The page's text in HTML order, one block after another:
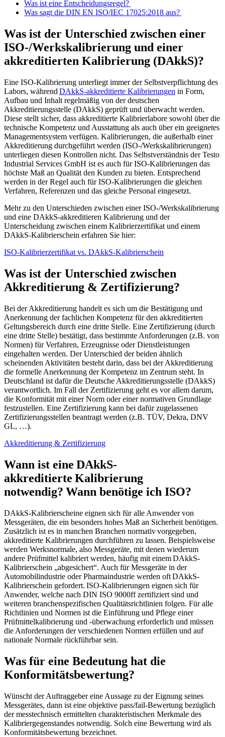
Was ist eine Entscheidungsregel?
Was sagt die DIN EN ISO/IEC 17025:2018 aus?
Was ist der Unterschied zwischen einer
ISO-/Werkskalibrierung und einer
akkreditierten Kalibrierung (DAkkS)?
Eine ISO-Kalibrierung unterliegt immer der Selbstverpflichtung des
Labors, während DAkkS-akkreditierte Kalibrierungen in Form,
Aufbau und Inhalt regelmäßig von der deutschen
Akkreditierungsstelle (DAkkS) geprüft und überwacht werden.
Diese stellt sicher, dass akkreditierte Kalibrierlabore sowohl über die
technische Kompetenz und Ausstattung als auch über ein geeignetes
Managementsystem verfügen. Kalibrierungen, die außerhalb einer
Akkreditierung durchgeführt werden (ISO-/Werkskalibrierungen)
unterliegen diesen Kontrollen nicht. Das Selbstverständnis der Testo
Industrial Services GmbH ist es auch für ISO-Kalibrierungen das
höchste Maß an Qualität den Kunden zu bieten. Entsprechend
werden in der Regel auch für ISO-Kalibrierungen die gleichen
Verfahren, Referenzen und das gleiche Personal eingesetzt.
Mehr zu den Unterschieden zwischen einer ISO-/Werkskalibrierung
und eine DAkkS-akkreditieren Kalibrierung und der
Unterscheidung zwischen einem Kalibrierzertifikat und einem
DAkkS-Kalibrierschein erfahren Sie hier:
ISO-Kalibrierzertifikat vs. DAkkS-Kalibrierschein
Was ist der Unterschied zwischen
Akkreditierung & Zertifizierung?
Bei der Akkreditierung handelt es sich um die Bestätigung und
Anerkennung der fachlichen Kompetenz für den akkreditierten
Geltungsbereich durch eine dritte Stelle. Eine Zertifizierung (durch
eine dritte Stelle) bestätigt, dass bestimmte Anforderungen (z.B. von
Normen) für Verfahren, Erzeugnisse oder Dienstleistungen
eingehalten werden. Der Unterschied der beiden ähnlich
scheinenden Aktivitäten besteht darin, dass bei der Akkreditierung
die formelle Anerkennung der Kompetenz im Zentrum steht. In
Deutschland ist dafür die Deutsche Akkreditierungsstelle (DAkkS)
verantwortlich. Im Fall der Zertifizierung geht es vor allem darum,
die Konformität mit einer Norm oder einer normativen Grundlage
festzustellen. Eine Zertifizierung kann bei dafür zugelassenen
Zertifizierungsstellen beantragt werden (z.B. TÜV, Dekra, DNV
GL, …).
Akkreditierung & Zertifizierung
Wann ist eine DAkkS-
akkreditierte Kalibrierung
notwendig? Wann benötige ich ISO?
DAkkS-Kalibrierscheine eignen sich für alle Anwender von
Messgeräten, die ein besonders hohes Maß an Sicherheit benötigen.
Zusätzlich ist es in manchen Branchen normativ vorgegeben,
akkreditierte Kalibrierungen durchführen zu lassen. Beispielsweise
werden Werksnormale, also Messgeräte, mit denen wiederum
andere Prüfmittel kalibriert werden, häufig mit einem DAkkS-
Kalibrierschein „abgesichert“. Auch für Messgeräte in der
Automobilindustrie oder Pharmaindustrie werden oft DAkkS-
Kalibrierschein gefordert. ISO-Kalibrierungen eignen sich für
Anwender, welche nach DIN ISO 9000ff zertifiziert sind und
weiteren branchenspezifischen Qualitätsrichtlinien folgen. Für alle
Richtlinien und Normen ist die Einführung und Pflege einer
Prüfmittelkalibrierung und -überwachung erforderlich und müssen
die Anforderungen der verschiedenen Normen erfüllen und auf
nationale Normale rückführbar sein.
Was für eine Bedeutung hat die
Konformitätsbewertung?
Wünscht der Auftraggeber eine Aussage zu der Eignung seines
Messgerätes, dann ist eine objektive pass/fail-Bewertung bezüglich
der messtechnisch ermittelten charakteristischen Merkmale des
Kalibriergegenstandes notwendig. Solch eine Bewertung wird als
Konformitätsbewertung bezeichnet.